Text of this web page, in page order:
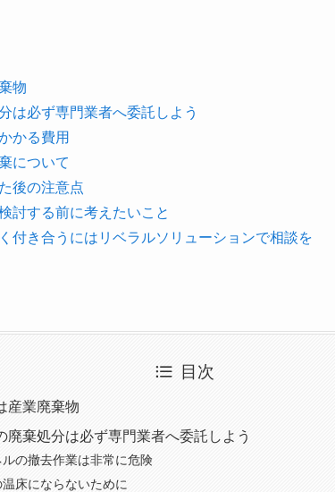
物
は必ず専門業者へ委託しよう
かる費用
について
後の注意点
討する前に考えたいこと
付き合うにはリベラルソリューションで相談を
目次
産業廃棄物
廃棄処分は必ず専門業者へ委託しよう
の撤去作業は非常に危険
床にならないために